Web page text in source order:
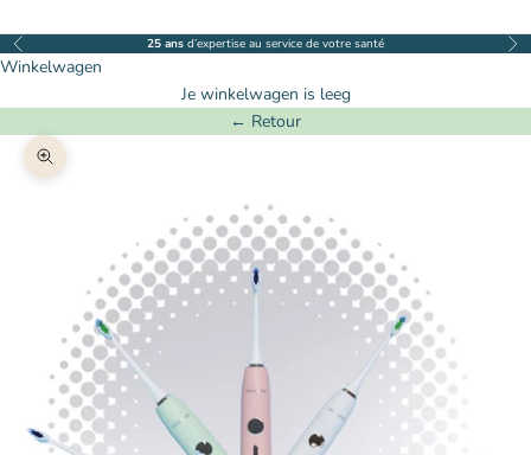
Vorige 25 ans d’expertise au service de votre santé
Winkelwagen
Je winkelwagen is leeg
← Retour
In-/uitzoomen